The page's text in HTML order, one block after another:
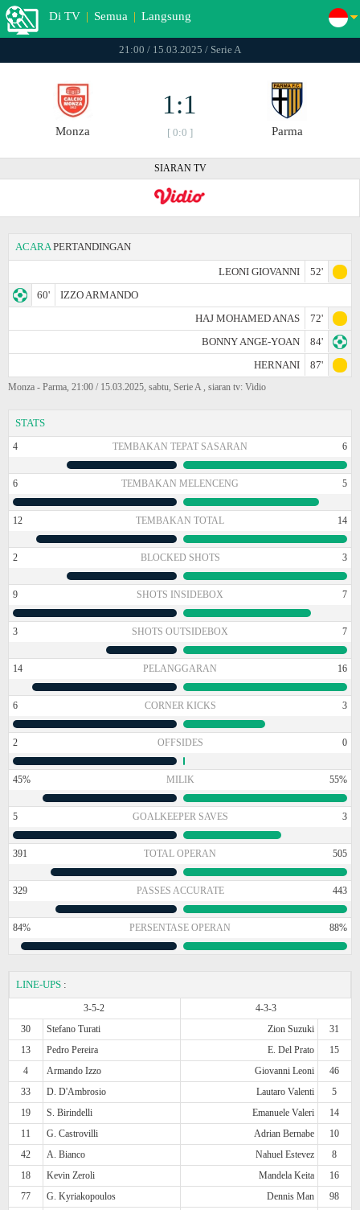
Di TV | Semua | Langsung
21:00 / 15.03.2025 / Serie A
Monza
1:1
[ 0:0 ] Parma
SIARAN TV
ACARA PERTANDINGAN
LEONI GIOVANNI
52'
60'
IZZO ARMANDO
HAJ MOHAMED ANAS
72'
BONNY ANGE-YOAN
84'
HERNANI
87'
Monza - Parma, 21:00 / 15.03.2025, sabtu, Serie A , siaran tv: Vidio
STATS
4 TEMBAKAN TEPAT SASARAN 6
6 TEMBAKAN MELENCENG 5
12 TEMBAKAN TOTAL 14
2 BLOCKED SHOTS 3
9 SHOTS INSIDEBOX 7
3 SHOTS OUTSIDEBOX 7
14 PELANGGARAN 16
6 CORNER KICKS 3
2 OFFSIDES 0
45% MILIK 55%
5 GOALKEEPER SAVES 3
391 TOTAL OPERAN 505
329 PASSES ACCURATE 443
84% PERSENTASE OPERAN 88%
LINE-UPS :
3-5-2
4-3-3
30
Stefano Turati Zion Suzuki
31
13
Pedro Pereira E. Del Prato
15
4
Armando Izzo Giovanni Leoni
46
33
D. D'Ambrosio Lautaro Valenti
5
19
S. Birindelli Emanuele Valeri
14
11
G. Castrovilli Adrian Bernabe
10
42
A. Bianco Nahuel Estevez
8
18
Kevin Zeroli Mandela Keita
16
77
G. Kyriakopoulos Dennis Man
98